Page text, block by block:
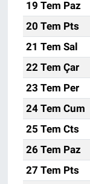
19 Tem Paz
20 Tem Pts
21 Tem Sal
22 Tem Çar
23 Tem Per
24 Tem Cum
25 Tem Cts
26 Tem Paz
27 Tem Pts